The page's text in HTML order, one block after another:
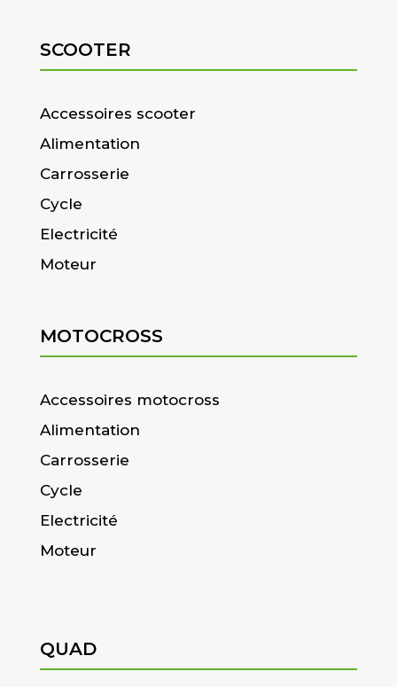
SCOOTER
Accessoires scooter
Alimentation
Carrosserie
Cycle
Electricité
Moteur
MOTOCROSS
Accessoires motocross
Alimentation
Carrosserie
Cycle
Electricité
Moteur
QUAD